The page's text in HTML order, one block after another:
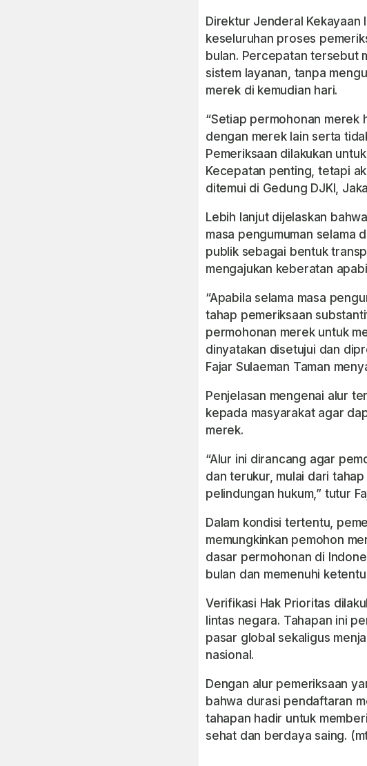
Direktur Jenderal Kekayaan
keseluruhan proses
bulan. Percepatan tersebut
sistem layanan, tanpa
merek di kemudian hari.
“Setiap permohonan merek
dengan merek lain serta
Pemeriksaan dilakukan
Kecepatan penting, tetapi
ditemui di Gedung DJKI,
Lebih lanjut dijelaskan
masa pengumuman selama
publik sebagai bentuk
mengajukan keberatan
“Apabila selama masa
tahap pemeriksaan
permohonan merek untuk
dinyatakan disetujui dan
Fajar Sulaeman Taman
Penjelasan mengenai alur
kepada masyarakat agar
merek.
“Alur ini dirancang agar
dan terukur, mulai dari
pelindungan hukum,” tutur
Dalam kondisi tertentu,
memungkinkan pemohon
dasar permohonan di
bulan dan memenuhi
Verifikasi Hak Prioritas
lintas negara. Tahapan ini
pasar global sekaligus
nasional.
Dengan alur pemeriksaan
bahwa durasi pendaftaran
tahapan hadir untuk
sehat dan berdaya saing.